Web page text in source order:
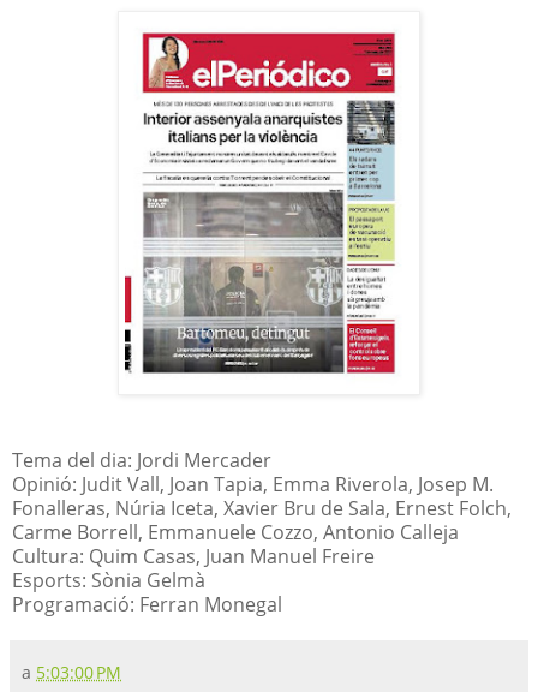
Tema del dia: Jordi Mercader
Opinió: Judit Vall, Joan Tapia, Emma Riverola, Josep M.
Fonalleras, Núria Iceta, Xavier Bru de Sala, Ernest Folch,
Carme Borrell, Emmanuele Cozzo, Antonio Calleja
Cultura: Quim Casas, Juan Manuel Freire
Esports: Sònia Gelmà
Programació: Ferran Monegal
a 5:03:00 PM